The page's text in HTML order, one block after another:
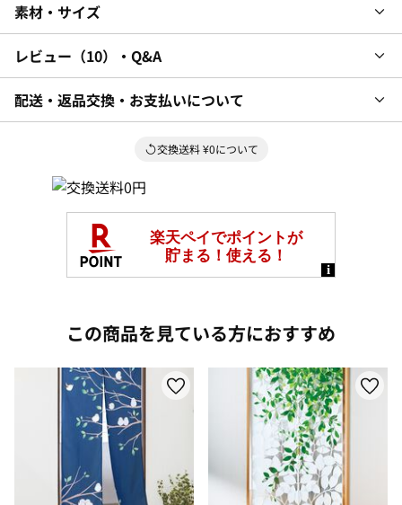
素材・サイズ
レビュー 10 ・Q&A
配送・返品交換・お支払いについて
交換送料 ¥0について
この商品を見ている方におすすめ